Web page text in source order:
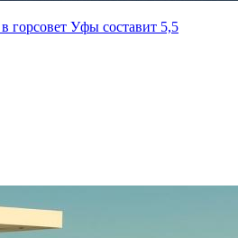
горсовет Уфы составит 5,5